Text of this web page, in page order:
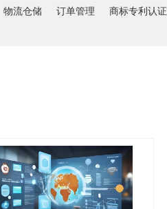
物流仓储 订单管理 商标专利认证